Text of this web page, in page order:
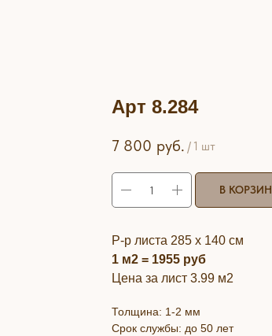
Арт 8.284
7 800 руб. / 1 шт
В
Р-р листа 285 х 140 см
1 м2 = 1955 руб
Цена за лист 3.99 м2
Толщина: 1-2 мм
Срок службы: до 50 лет